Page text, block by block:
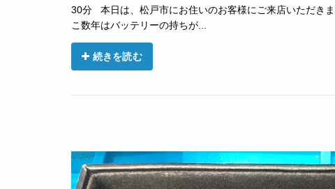
30分 本日は、松戸市にお住いのお客様にご来店いただき
こ数年はバッテリーの持ちが...
続きを読む